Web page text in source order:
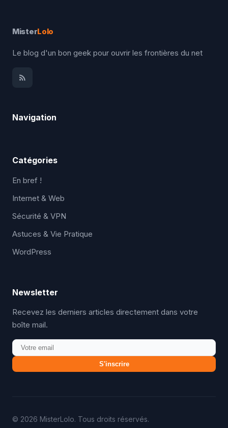
MisterLolo
Le blog d'un bon geek pour ouvrir les frontières du net
Navigation
Catégories
En bref !
Internet & Web
Sécurité & VPN
Astuces & Vie Pratique
WordPress
Newsletter
Recevez les derniers articles directement dans votre
boîte mail.
S'inscrire
© 2026 MisterLolo. Tous droits réservés.